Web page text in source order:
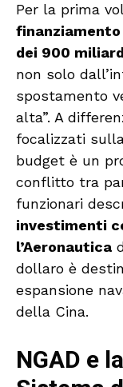
Per la prima
dei 900
non solo
spostamento
alta”. A
focalizzati
budget è un
conflitto tra
funzionari
investimenti
l’Aeronautica
dollaro è
espansione
della Cina.
NGAD e